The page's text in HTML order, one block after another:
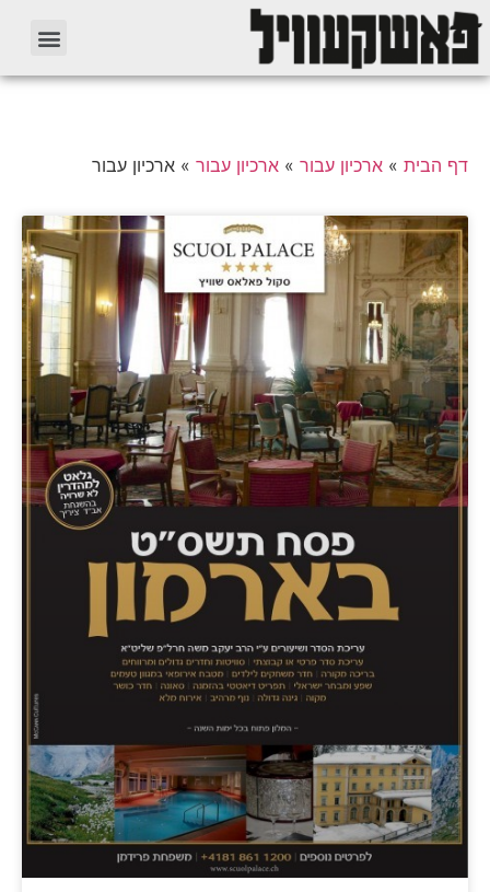
דף הבית » ארכיון עבור » ארכיון עבור » ארכיון עבור